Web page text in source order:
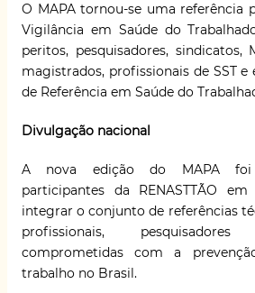
O MAPA tornou-se uma referência
Vigilância em Saúde do
peritos, pesquisadores, sindicatos,
magistrados, profissionais de SST e
de Referência em Saúde do
Divulgação nacional
A nova edição do MAPA foi
participantes da RENASTTÃO
integrar o conjunto de referências
profissionais,
comprometidas com a
trabalho no Brasil.